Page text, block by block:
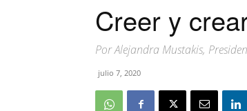
Creer y
Por Alejandra Mustakis,
julio 7, 2020